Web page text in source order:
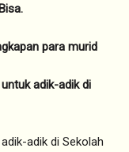
para murid
adik-adik di
adik di Sekolah